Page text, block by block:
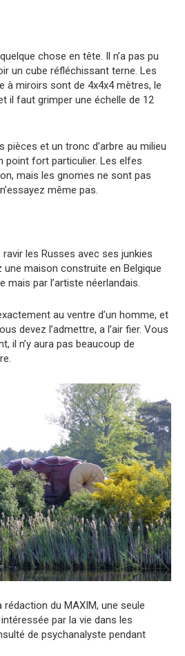
chose en tête. Il n’a pas pu
un cube réfléchissant terne. Les
à miroirs sont de 4x4x4 mètres, le
il faut grimper une échelle de 12
et un tronc d’arbre au milieu
point fort particulier. Les elfes
mais les gnomes ne sont pas
même pas.
les Russes avec ses junkies
maison construite en Belgique
mais par l’artiste néerlandais.
au ventre d’un homme, et
devez l’admettre, a l’air fier. Vous
il n’y aura pas beaucoup de
du MAXIM, une seule
par la vie dans les
de psychanalyste pendant